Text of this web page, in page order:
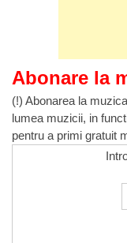
Abonare la
(!) Abonarea la
lumea muzicii, in
pentru a primi gratuit